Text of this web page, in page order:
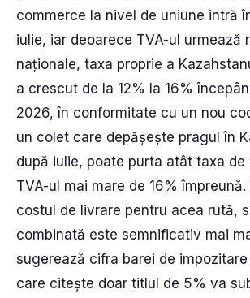
commerce la nivel de uniune intră
iulie, iar deoarece TVA-ul urmează
naționale, taxa proprie a
a crescut de la 12% la 16%
2026, în conformitate cu un nou
un colet care depășește pragul în
după iulie, poate purta atât taxa
TVA-ul mai mare de 16%
costul de livrare pentru acea rută,
combinată este semnificativ mai
sugerează cifra barei de
care citește doar titlul de 5% va